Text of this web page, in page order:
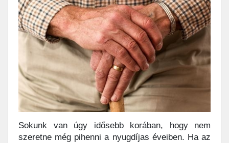
Sokunk van úgy idősebb korában, hogy nem
szeretne még pihenni a nyugdíjas éveiben. Ha az